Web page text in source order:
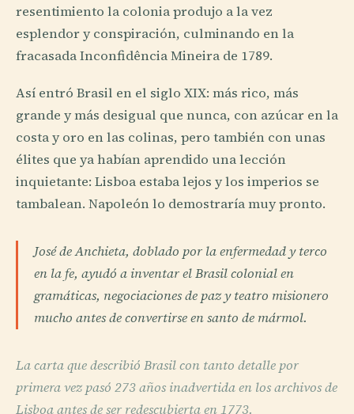
resentimiento la colonia produjo a la vez
esplendor y conspiración, culminando en la
fracasada Inconfidência Mineira de 1789.
Así entró Brasil en el siglo XIX: más rico, más
grande y más desigual que nunca, con azúcar en la
costa y oro en las colinas, pero también con unas
élites que ya habían aprendido una lección
inquietante: Lisboa estaba lejos y los imperios se
tambalean. Napoleón lo demostraría muy pronto.
José de Anchieta, doblado por la enfermedad y terco
en la fe, ayudó a inventar el Brasil colonial en
gramáticas, negociaciones de paz y teatro misionero
mucho antes de convertirse en santo de mármol.
La carta que describió Brasil con tanto detalle por
primera vez pasó 273 años inadvertida en los archivos de
Lisboa antes de ser redescubierta en 1773.